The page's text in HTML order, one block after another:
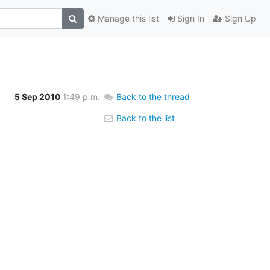
Sign In Sign Up
Manage this list
5 Sep 2010 1:49 p.m. Back to the thread
Back to the list